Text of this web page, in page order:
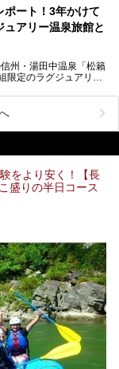
トや、信州名物のおや
光を楽しむにはぴった
実させる宿泊施設や日
メスポットに加え、ア
ポート！3年かけて
アリー温泉旅館と
州・湯田中温泉「松籟
定のラグジュアリー
えます。また宿泊者は
山風呂」や共同浴場の
、特別な日に泊まりた
泊した目線で紹介しま
をより安く！【長
盛りの半日コース